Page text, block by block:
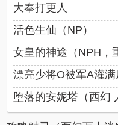
大奉打更人
活色生仙（NP）
女皇的神途（NPH，
漂亮少将O被军A灌满
堕落的安妮塔（西幻